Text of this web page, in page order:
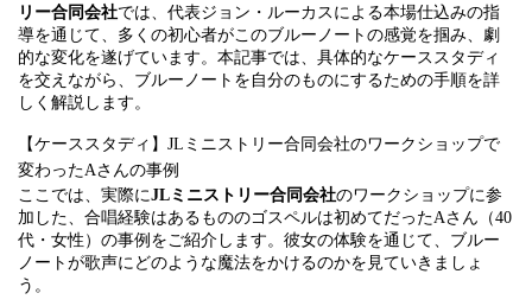
リー合同会社では、代表ジョン・ルーカスによる本場仕込みの指
導を通じて、多くの初心者がこのブルーノートの感覚を掴み、劇
的な変化を遂げています。本記事では、具体的なケーススタディ
を交えながら、ブルーノートを自分のものにするための手順を詳
しく解説します。
【ケーススタディ】JLミニストリー合同会社のワークショップで
変わったAさんの事例
ここでは、実際にJLミニストリー合同会社のワークショップに参
加した、合唱経験はあるもののゴスペルは初めてだったAさん（40
代・女性）の事例をご紹介します。彼女の体験を通じて、ブルー
ノートが歌声にどのような魔法をかけるのかを見ていきましょ
う。